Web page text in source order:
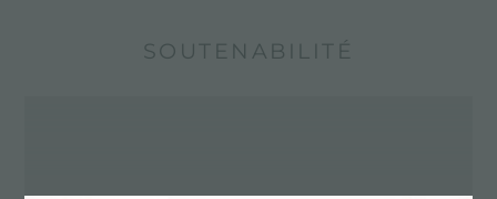
SOUTENABILITÉ